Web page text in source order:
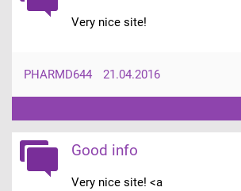
Very nice site!
PHARMD644 21.04.2016
Good info
Very nice site! <a